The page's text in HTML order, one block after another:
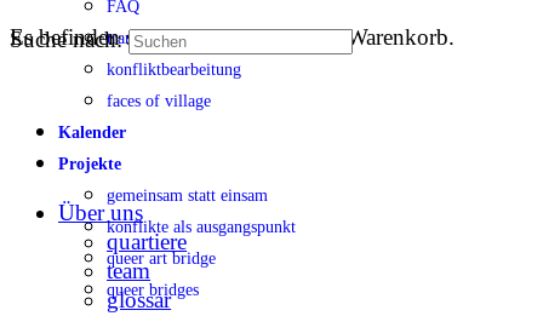
FAQ
transparenz
konfliktbearbeitung
faces of village
Kalender
Projekte
gemeinsam statt einsam
konflikte als ausgangspunkt
queer art bridge
queer bridges
Es befinden sich keine Produkte im Warenkorb.
Suche nach:
Über uns
quartiere
team
glossar